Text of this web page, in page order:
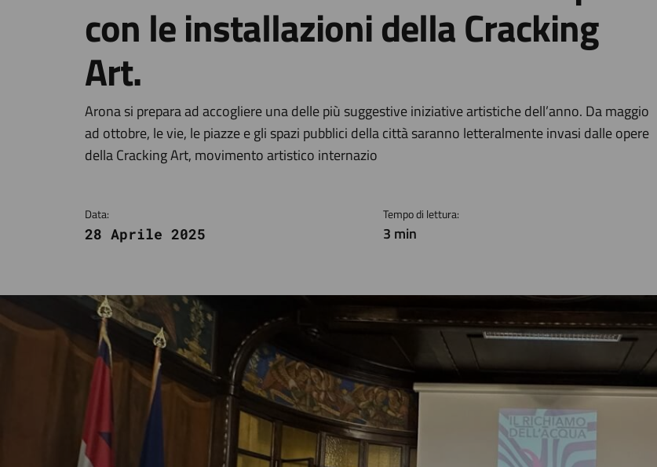
con le installazioni della Cracking
Art.
Dettagli della notizia
Arona si prepara ad accogliere una delle più suggestive iniziative artistiche dell’anno. Da maggio
ad ottobre, le vie, le piazze e gli spazi pubblici della città saranno letteralmente invasi dalle opere
della Cracking Art, movimento artistico internazio
Data:
28 Aprile 2025
Tempo di lettura:
3 min